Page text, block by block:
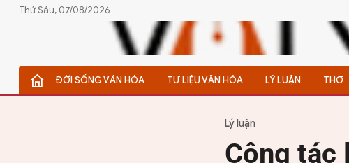
Thứ Sáu, 07/08/2026
ĐỜI SỐNG VĂN HÓA TƯ LIỆU VĂN HÓA LÝ LUẬN THƠ
ĐỜI SỐNG VĂN HÓA
Lý luận
Công tác